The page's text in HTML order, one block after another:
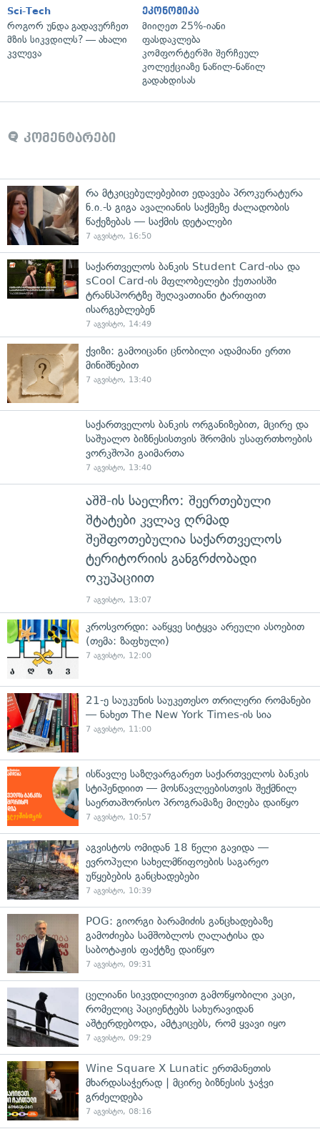
Sci-Tech
როგორ უნდა გადავურჩეთ
მზის სიკვდილს? — ახალი
კვლევა
ეკონომიკა
მიიღეთ 25%-იანი
ფასდაკლება
კომფორტერში შერჩეულ
კოლექციაზე ნაწილ-ნაწილ
გადახდისას
კომენტარები
რა მტკიცებულებებით ედავება პროკურატურა
ნ.ი.-ს გიგა ავალიანის საქმეზე ძალადობის
წაქეზებას — საქმის დეტალები
7 აგვისტო, 16:50
საქართველოს ბანკის Student Card-ისა და
sCool Card-ის მფლობელები ქუთაისში
ტრანსპორტზე შეღავათიანი ტარიფით
ისარგებლებენ
7 აგვისტო, 14:49
ქვიზი: გამოიცანი ცნობილი ადამიანი ერთი
მინიშნებით
7 აგვისტო, 13:40
საქართველოს ბანკის ორგანიზებით, მცირე და
საშუალო ბიზნესისთვის შრომის უსაფრთხოების
ვორკშოპი გაიმართა
7 აგვისტო, 13:40
აშშ-ის საელჩო: შეერთებული
შტატები კვლავ ღრმად
შეშფოთებულია საქართველოს
ტერიტორიის განგრძობადი
ოკუპაციით
7 აგვისტო, 13:07
კროსვორდი: ააწყვე სიტყვა არეული ასოებით
(თემა: ზაფხული)
7 აგვისტო, 12:00
21-ე საუკუნის საუკეთესო თრილერი რომანები
— ნახეთ The New York Times-ის სია
7 აგვისტო, 11:00
ისწავლე საზღვარგარეთ საქართველოს ბანკის
სტიპენდიით — მოსწავლეებისთვის შექმნილ
საერთაშორისო პროგრამაზე მიღება დაიწყო
7 აგვისტო, 10:57
აგვისტოს ომიდან 18 წელი გავიდა —
ევროპული სახელმწიფოების საგარეო
უწყებების განცხადებები
7 აგვისტო, 10:39
POG: გიორგი ბარამიძის განცხადებაზე
გამოძიება სამშობლოს ღალატისა და
საბოტაჟის ფაქტზე დაიწყო
7 აგვისტო, 09:31
ცელიანი სიკვდილივით გამოწყობილი კაცი,
რომელიც პაციენტებს სახურავიდან
აშტერდებოდა, ამტკიცებს, რომ ყვავი იყო
7 აგვისტო, 09:29
Wine Square X Lunatic ერთმანეთის
მხარდასაჭერად | მცირე ბიზნესის ჯაჭვი
გრძელდება
7 აგვისტო, 08:16